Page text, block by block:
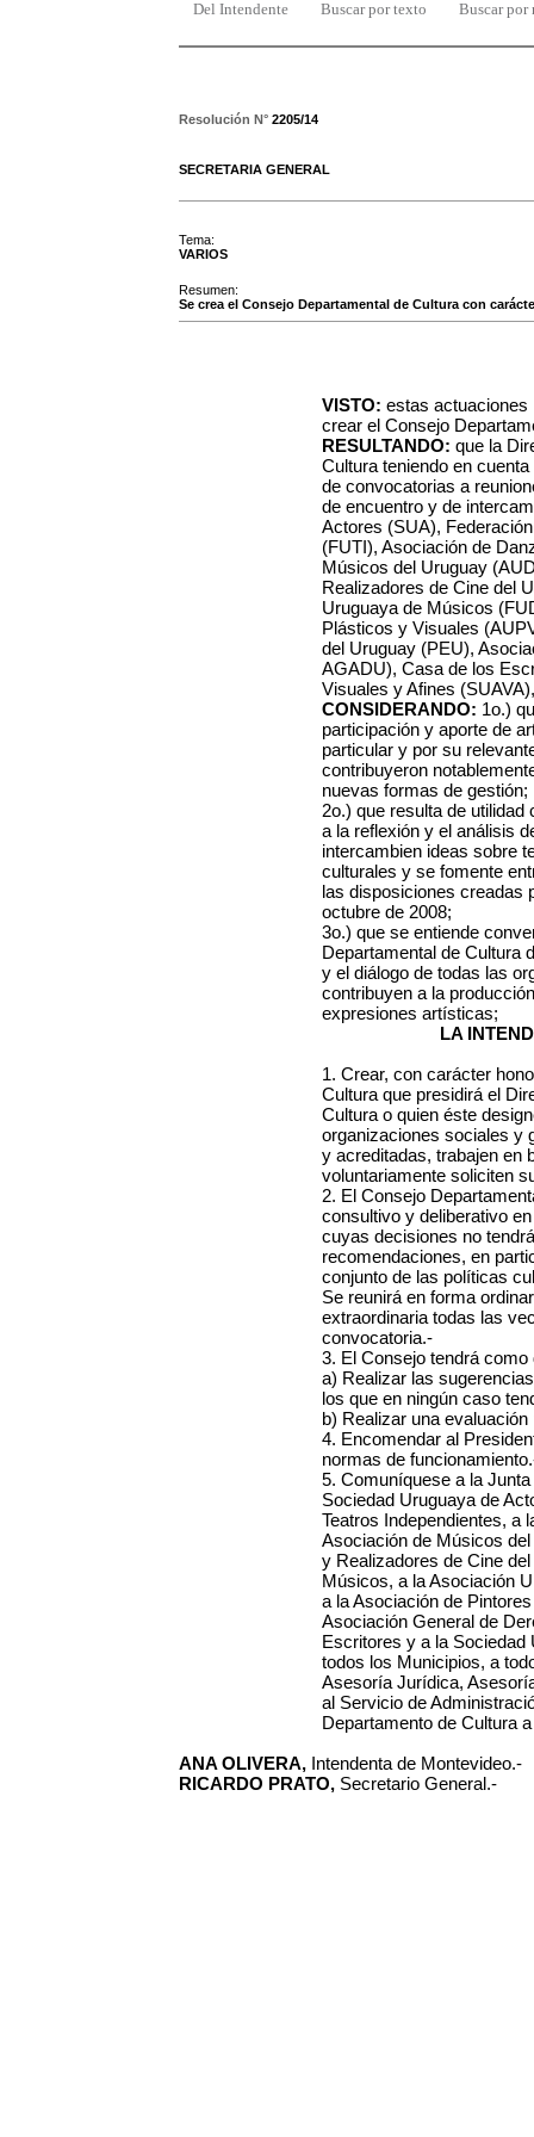
Del Intendente Buscar por texto Buscar por
Resolución N° 2205/14
SECRETARIA GENERAL
Tema:
VARIOS
Resumen:
Se crea el Consejo Departamental de Cultura con
VISTO: estas actuaciones
crear el Consejo
RESULTANDO: que la
Cultura teniendo en
de convocatorias a
de encuentro y de
Actores (SUA),
(FUTI), Asociación de
Músicos del Uruguay
Realizadores de Cine del
Uruguaya de Músicos
Plásticos y Visuales
del Uruguay (PEU),
AGADU), Casa de los
Visuales y Afines
CONSIDERANDO: 1o.)
participación y aporte de
particular y por su
contribuyeron
nuevas formas de gestión;
2o.) que resulta de
a la reflexión y el análisis
intercambien ideas sobre
culturales y se fomente
las disposiciones creadas
octubre de 2008;
3o.) que se entiende
Departamental de Cultura
y el diálogo de todas las
contribuyen a la
expresiones artísticas;
LA
1. Crear, con carácter
Cultura que presidirá el
Cultura o quien éste
organizaciones sociales y
y acreditadas, trabajen en
voluntariamente soliciten
2. El Consejo
consultivo y deliberativo
cuyas decisiones no
recomendaciones, en
conjunto de las políticas
Se reunirá en forma
extraordinaria todas las
convocatoria.-
3. El Consejo tendrá
a) Realizar las
los que en ningún caso
b) Realizar una
4. Encomendar al
normas de
5. Comuníquese a la
Sociedad Uruguaya de
Teatros Independientes, a
Asociación de Músicos
y Realizadores de Cine
Músicos, a la Asociación
a la Asociación de
Asociación General de
Escritores y a la Sociedad
todos los Municipios, a
Asesoría Jurídica,
al Servicio de
Departamento de Cultura
ANA OLIVERA, Intendenta de Montevideo.-
RICARDO PRATO, Secretario General.-